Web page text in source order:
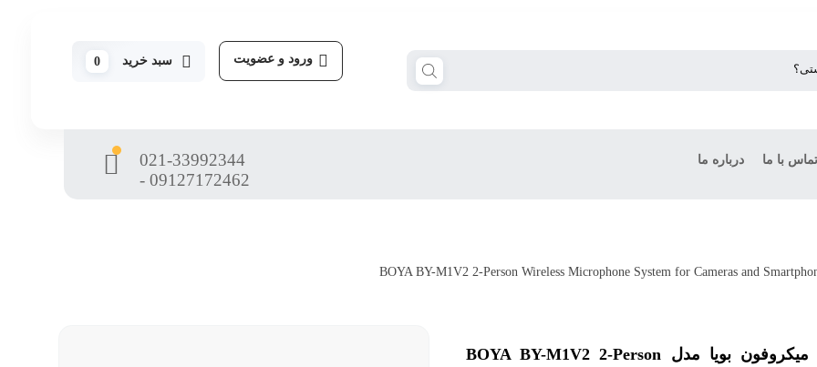
سبد خرید 0 ورود و عضویت
تماس با ما درباره ما
021-33992344
- 09127172462
میکروفون بویا مدل BOYA BY-M1V2 2-Person